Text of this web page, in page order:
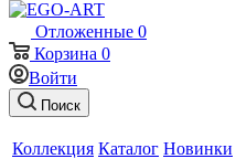
Отложенные 0
Корзина 0
Войти
Поиск
Коллекция Каталог Новинки